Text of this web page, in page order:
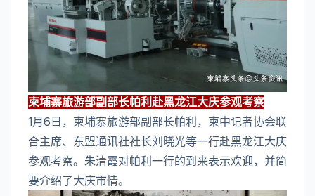
柬埔寨旅游部副部长帕利赴黑龙江大庆参观考察
1月6日，柬埔寨旅游部副部长帕利，柬中记者协会联
合主席、东盟通讯社社长刘晓光等一行赴黑龙江大庆
参观考察。朱清霞对帕利一行的到来表示欢迎，并简
要介绍了大庆市情。